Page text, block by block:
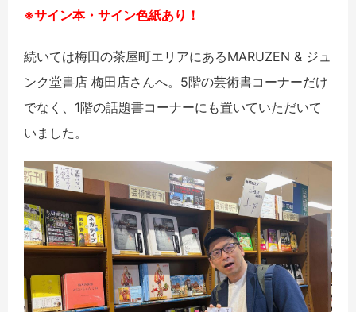
※サイン本・サイン色紙あり！
続いては梅田の茶屋町エリアにあるMARUZEN & ジュ
ンク堂書店 梅田店さんへ。5階の芸術書コーナーだけ
でなく、1階の話題書コーナーにも置いていただいて
いました。